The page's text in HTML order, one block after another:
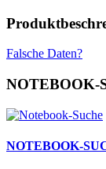
Falsche Daten?
NOTEBOOK-
NOTEBOOK-